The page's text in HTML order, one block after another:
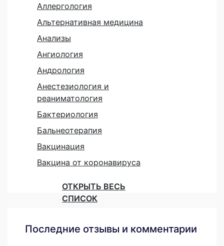
Аллергология
Альтернативная медицина
Анализы
Ангиология
Андрология
Анестезиология и
реаниматология
Бактериология
Бальнеотерапия
Вакцинация
Вакцина от коронавируса
ОТКРЫТЬ ВЕСЬ
СПИСОК
Последние отзывы и комментарии